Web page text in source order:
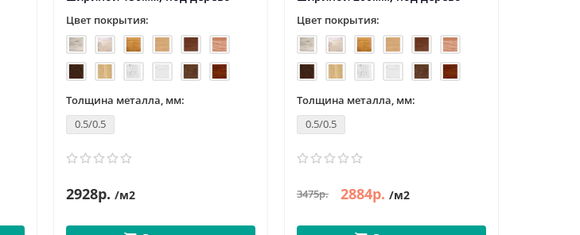
Цвет покрытия:
Толщина металла, мм:
0.5/0.5
2928р. /м2
Цвет покрытия:
Толщина металла, мм:
0.5/0.5
3475р. 2884р. /м2